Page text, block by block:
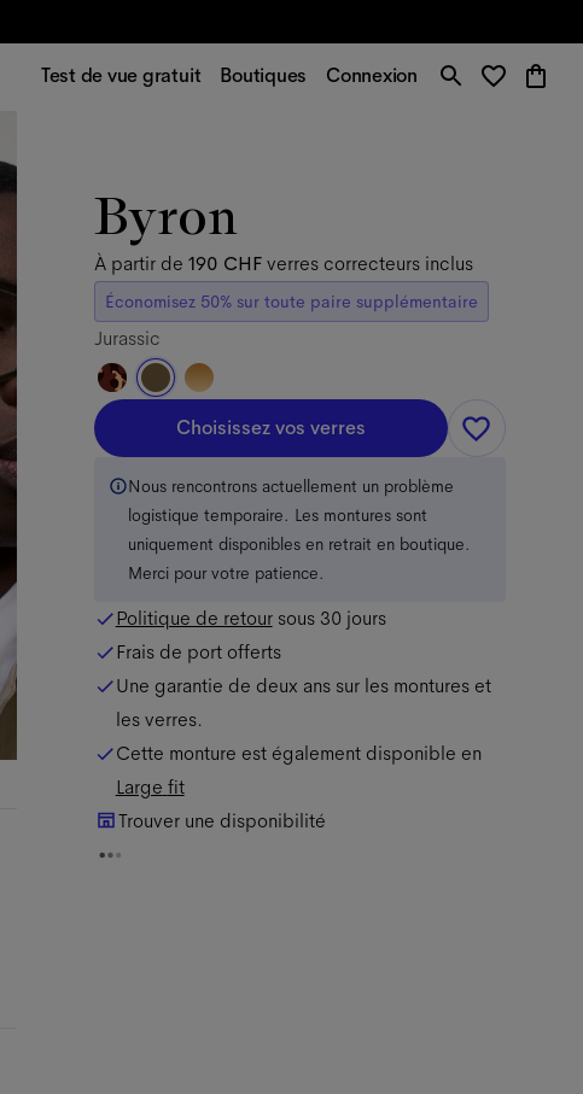
Test de vue gratuit Boutiques Connexion
Byron
À partir de 190 CHF verres correcteurs inclus
Économisez 50% sur toute paire supplémentaire
Jurassic
Choisissez vos verres
Nous rencontrons actuellement un problème
logistique temporaire. Les montures sont
uniquement disponibles en retrait en boutique.
Merci pour votre patience.
Politique de retoursous 30 jours
Frais de port offerts
Une garantie de deux ans sur les montures et
les verres.
Cette monture est également disponible en
Large fit
Trouver une disponibilité